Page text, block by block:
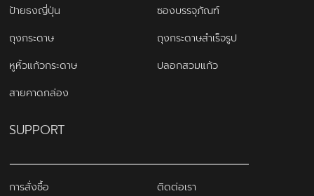
ป้ายธงญี่ปุ่น
ซองบรรจุภัณฑ์
ถุงกระดาษ
ถุงกระดาษสำเร็จรูป
หูหิ้วแก้วกระดาษ
ปลอกสวมแก้ว
สายคาดกล่อง
SUPPORT
การสั่งซื้อ
ติดต่อเรา